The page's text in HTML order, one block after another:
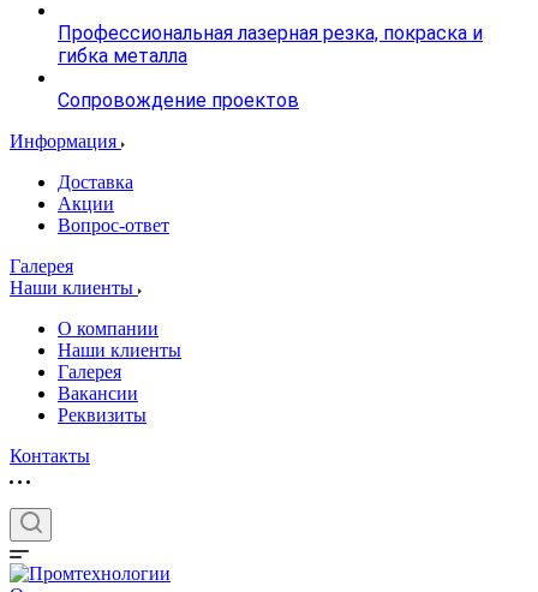
Профессиональная лазерная резка, покраска и
гибка металла
Сопровождение проектов
Информация
Доставка
Акции
Вопрос-ответ
Галерея
Наши клиенты
О компании
Наши клиенты
Галерея
Вакансии
Реквизиты
Контакты